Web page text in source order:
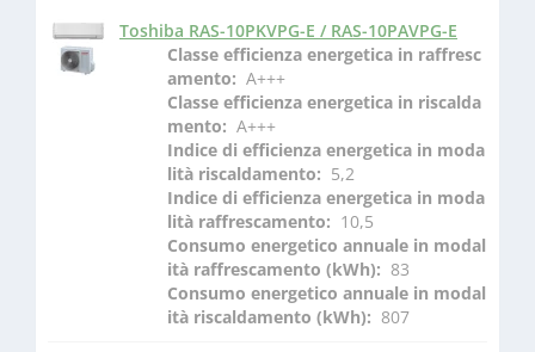
Toshiba RAS-10PKVPG-E / RAS-10PAVPG-E
Classe efficienza energetica in raffresc
amento: A+++
Classe efficienza energetica in riscalda
mento: A+++
Indice di efficienza energetica in moda
lità riscaldamento: 5,2
Indice di efficienza energetica in moda
lità raffrescamento: 10,5
Consumo energetico annuale in modal
ità raffrescamento (kWh): 83
Consumo energetico annuale in modal
ità riscaldamento (kWh): 807